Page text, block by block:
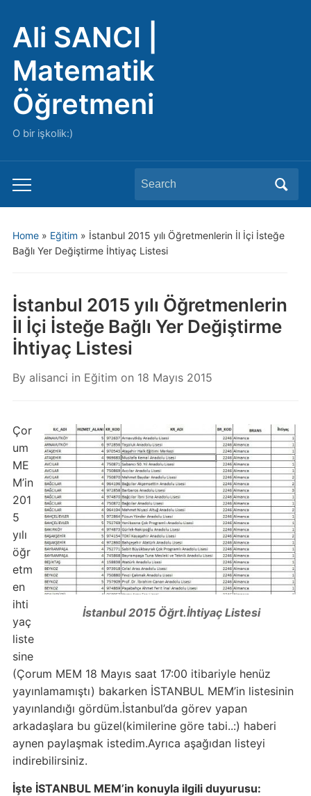
Ali SANCI |
Matematik
Öğretmeni
O bir işkolik:)
Toggle
mobile
Search
for:
Home» Eğitim » İstanbul 2015 yılı Öğretmenlerin İl İçi İsteğe
Bağlı Yer Değiştirme İhtiyaç Listesi
İstanbul 2015 yılı Öğretmenlerin
İl İçi İsteğe Bağlı Yer Değiştirme
İhtiyaç Listesi
By alisanci in Eğitim on 18 Mayıs 2015
İstanbul 2015 Öğrt.İhtiyaç Listesi
Çor
um
ME
M’in
201
5
yılı
öğr
etm
en
ihti
yaç
liste
sine
(Çorum MEM 18 Mayıs saat 17:00 itibariyle henüz
yayınlamamıştı) bakarken İSTANBUL MEM’in listesinin
yayınlandığı gördüm.İstanbul’da görev yapan
arkadaşlara bu güzel(kimilerine göre tabi..:) haberi
aynen paylaşmak istedim.Ayrıca aşağıdan listeyi
indirebilirsiniz.
İşte İSTANBUL MEM’in konuyla ilgili duyurusu: